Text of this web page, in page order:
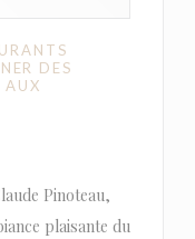
DES
AUX
Pinoteau,
plaisante du